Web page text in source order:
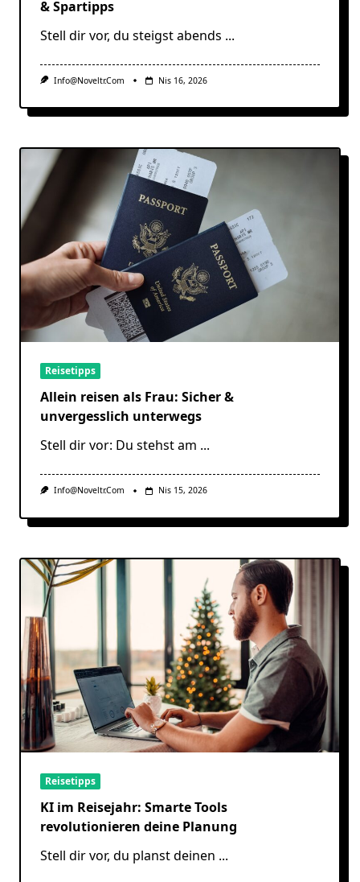
& Spartipps
Stell dir vor, du steigst abends ...
Info@noveltr.com Nis 16, 2026
Reisetipps
Allein reisen als Frau: Sicher &
unvergesslich unterwegs
Stell dir vor: Du stehst am ...
Info@noveltr.com Nis 15, 2026
Reisetipps
KI im Reisejahr: Smarte Tools
revolutionieren deine Planung
Stell dir vor, du planst deinen ...